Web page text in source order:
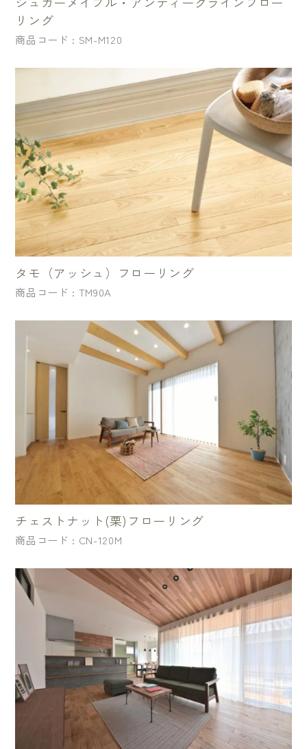
リング
商品コード : SM-M120
タモ（アッシュ）フローリング
商品コード : TM90A
チェストナット(栗)フローリング
商品コード : CN-120M